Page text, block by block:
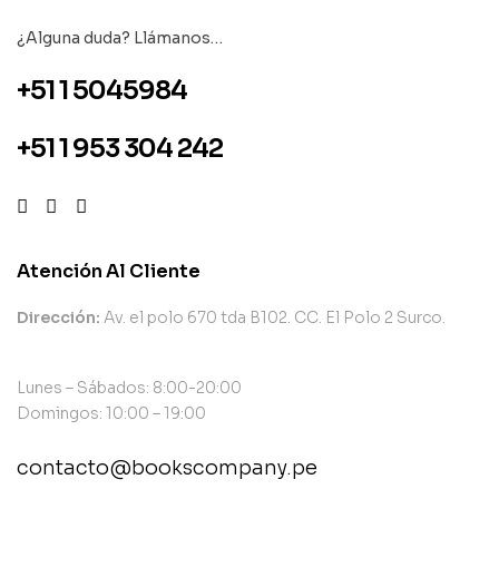
¿Alguna duda? Llámanos…
+51 1 5045984
+51 1 953 304 242
Atención Al Cliente
Dirección: Av. el polo 670 tda B102. CC. El Polo 2 Surco.
Lunes – Sábados: 8:00-20:00
Domingos: 10:00 – 19:00
contacto@bookscompany.pe